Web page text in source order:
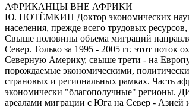
АФРИКАНЦЫ ВНЕ АФРИКИ
Ю. ПОТЁМКИН Доктор экономических наук
населения, прежде всего трудовых
Свыше половины объема миграций
Север. Только за 1995 - 2005 гг. этот
Северную Америку, свыше трети - на
порождаемые экономическими,
страновых и региональных рамках. Часть
экономически "благополучные"
ареалами миграции с Юга на Север -